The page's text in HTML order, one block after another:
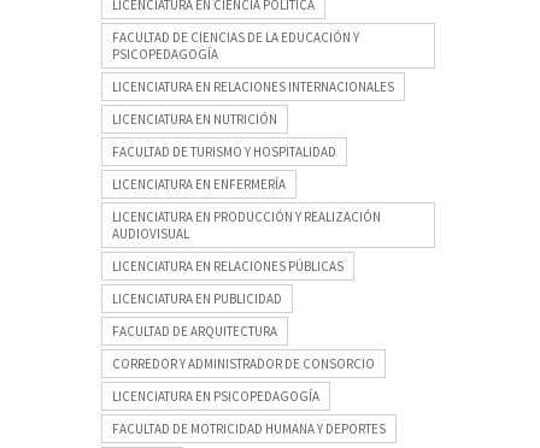
LICENCIATURA EN CIENCIA POLÍTICA
FACULTAD DE CIENCIAS DE LA EDUCACIÓN Y
PSICOPEDAGOGÍA
LICENCIATURA EN RELACIONES INTERNACIONALES
LICENCIATURA EN NUTRICIÓN
FACULTAD DE TURISMO Y HOSPITALIDAD
LICENCIATURA EN ENFERMERÍA
LICENCIATURA EN PRODUCCIÓN Y REALIZACIÓN
AUDIOVISUAL
LICENCIATURA EN RELACIONES PÚBLICAS
LICENCIATURA EN PUBLICIDAD
FACULTAD DE ARQUITECTURA
CORREDOR Y ADMINISTRADOR DE CONSORCIO
LICENCIATURA EN PSICOPEDAGOGÍA
FACULTAD DE MOTRICIDAD HUMANA Y DEPORTES